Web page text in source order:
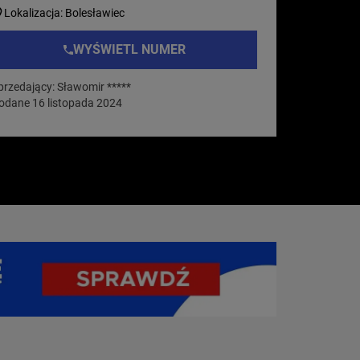
Lokalizacja: Bolesławiec
WYŚWIETL NUMER
Sławomir *****
16 listopada 2024